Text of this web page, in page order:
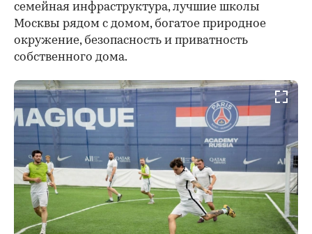
семейная инфраструктура, лучшие школы
Москвы рядом с домом, богатое природное
окружение, безопасность и приватность
собственного дома.